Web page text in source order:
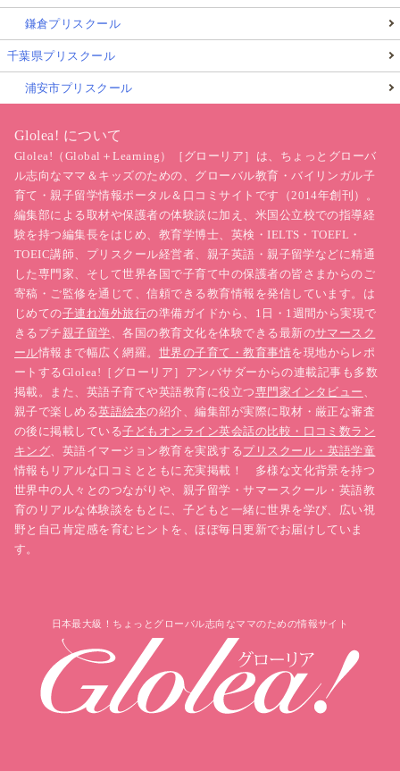
鎌倉プリスクール
千葉県プリスクール
浦安市プリスクール
Glolea! について
Glolea!（Global＋Learning）［グローリア］は、ちょっとグローバ
ル志向なママ＆キッズのための、グローバル教育・バイリンガル子
育て・親子留学情報ポータル＆口コミサイトです（2014年創刊）。
編集部による取材や保護者の体験談に加え、米国公立校での指導経
験を持つ編集長をはじめ、教育学博士、英検・IELTS・TOEFL・
TOEIC講師、プリスクール経営者、親子英語・親子留学などに精通
した専門家、そして世界各国で子育て中の保護者の皆さまからのご
寄稿・ご監修を通じて、信頼できる教育情報を発信しています。は
じめての子連れ海外旅行の準備ガイドから、1日・1週間から実現で
きるプチ 親子留学 、各国の教育文化を体験できる最新のサマースク
ール情報まで幅広く網羅。 世界の子育て・教育事情を現地からレポ
ートするGlolea!［グローリア］アンバサダーからの連載記事も多数
掲載。また、英語子育てや英語教育に役立つ専門家インタビュー
親子で楽しめる英語絵本の紹介、編集部が実際に取材・厳正な審査
の後に掲載している子どもオンライン英会話の比較・口コミ数ラン
キング 、英語イマージョン教育を実践するプリスクール・英語学童
情報もリアルな口コミとともに充実掲載！ 多様な文化背景を持つ
世界中の人々とのつながりや、親子留学・サマースクール・英語教
育のリアルな体験談をもとに、子どもと一緒に世界を学び、広い視
野と自己肯定感を育むヒントを、ほぼ毎日更新でお届けしていま
す。
日本最大級！ちょっとグローバル志向なママのための情報サイト